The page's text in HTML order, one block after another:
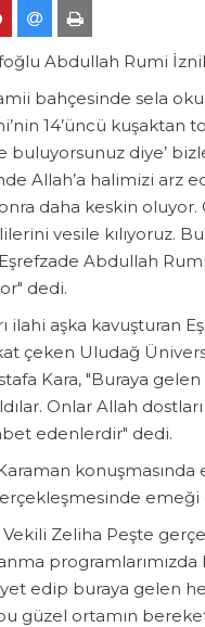
Abdullah Rumi
bahçesinde sela
14’üncü kuşaktan
buluyorsunuz diye’
Allah’a halimizi arz
daha keskin
vesile kılıyoruz.
Abdullah
dedi.
ilahi aşka kavuşturan
çeken Uludağ
Kara, "Buraya
Onlar Allah
edenlerdir" dedi.
Zeliha Peşte
programlarımızda
edip buraya gelen
güzel ortamın